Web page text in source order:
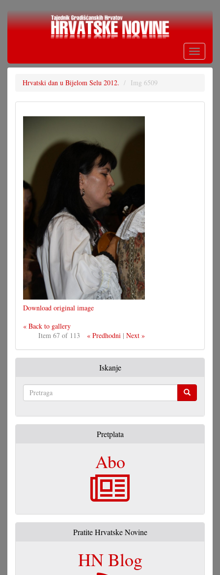
Skoči
Toggle
Hrvatski dan u Bijelom Selu 2012. Img 6509
Download original image
« Back to gallery
Item 67 of 113
« Predhodni | Next »
Iskanje
Pretplata
Abo
Pratite Hrvatske Novine
HN Blog